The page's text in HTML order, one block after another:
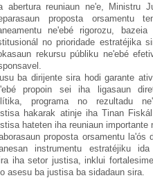
abertura reuniaun ne'e, Ministru
proposta orsamentu
ne'ebé rigorozu, bazeia
no prioridade estratéjika
rekursu públiku ne'ebé
ba dirijente sira hodi garante
propoin sei iha ligasaun
programa no rezultadu
hakarak atinje iha Tinan
hateten iha reuniaun importante
proposta orsamentu la'ós
instrumentu estratéjiku
iha setor justisa, inklui
asesu ba justisa ba sidadaun sira.